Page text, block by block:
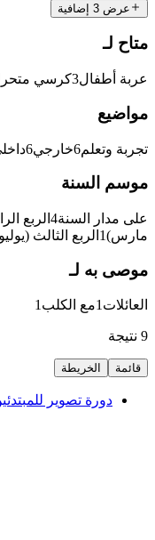
عرض 3 إضافية
متاح لـ
عربة أطفال3كرسي
مواضيع
تجربة وتعلم6خارجي6
موسم السنة
على مدار السنة4 الربع
مارس)1 الربع الثالث
موصى به لـ
العائلات1مع الكلب1
9 نتيجة
قائمة الخريطة
دورة تصوير